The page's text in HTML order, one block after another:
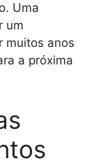
Uma
um
muitos anos
a próxima